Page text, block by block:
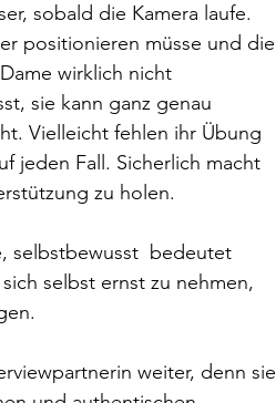
sobald die Kamera laufe.
positionieren müsse und die
wirklich nicht
sie kann ganz genau
Vielleicht fehlen ihr Übung
jeden Fall. Sicherlich macht
zu holen.
selbstbewusst  bedeutet
selbst ernst zu nehmen,
weiter, denn sie